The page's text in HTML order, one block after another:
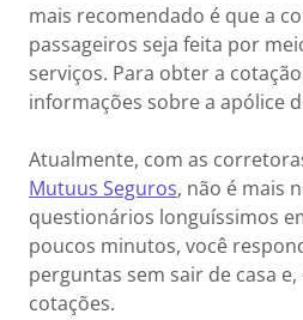
mais recomendado é que a
passageiros seja feita por
serviços. Para obter a
informações sobre a apólice
Atualmente, com as
Mutuus Seguros, não é mais
questionários longuíssimos
poucos minutos, você
perguntas sem sair de casa
cotações.